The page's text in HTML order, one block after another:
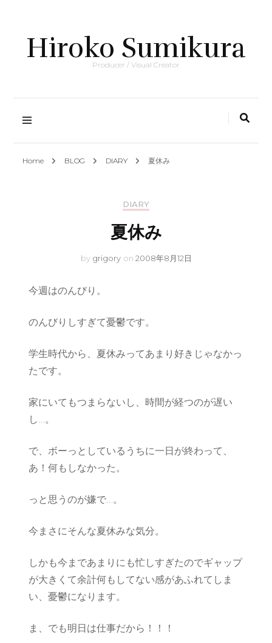
Hiroko Sumikura
Producer / Visual Creator
Home BLOG DIARY 夏休み
DIARY
夏休み
by grigory on 2008年8月12日
今週はのんびり。
のんびりしすぎて憂鬱です。
学生時代から、夏休みってあまり好きじゃなかっ
たです。
家にいてもつまらないし、時間が経つのが遅い
し…。
で、ボーっとしているうちに一日が終わって、
あ！何もしなかった。
っと思うのが嫌で…。
今まさにそんな夏休みな気分。
しかも今まであまりにも忙しすぎたのでギャップ
が大きくて余計何もしてない感があふれてしま
い、憂鬱になります。
ま、でも明日は仕事だから！！！